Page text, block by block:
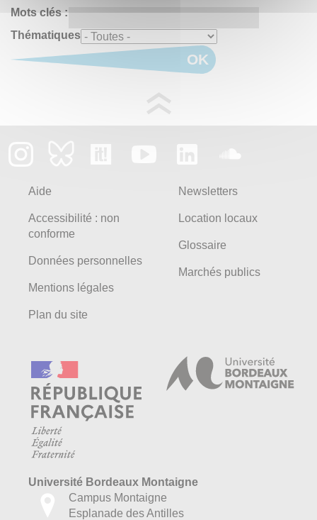
Mots clés :
Thématiques
OK
Aide
Accessibilité : non
conforme
Données personnelles
Mentions légales
Plan du site
Newsletters
Location locaux
Glossaire
Marchés publics
Université Bordeaux Montaigne
Campus Montaigne
Esplanade des Antilles